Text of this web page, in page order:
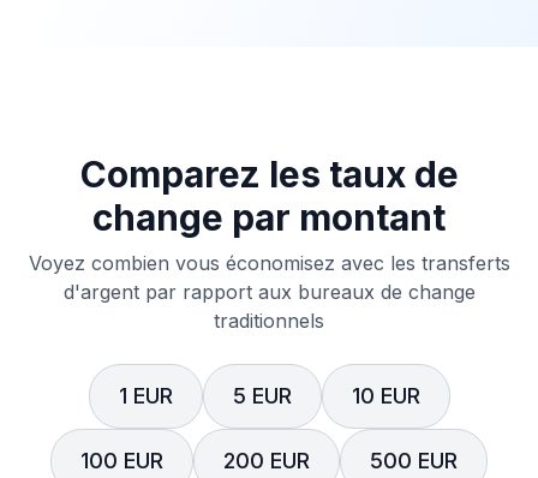
Comparez les taux de
change par montant
Voyez combien vous économisez avec les transferts
d'argent par rapport aux bureaux de change
traditionnels
1 EUR 5 EUR 10 EUR
100 EUR 200 EUR 500 EUR